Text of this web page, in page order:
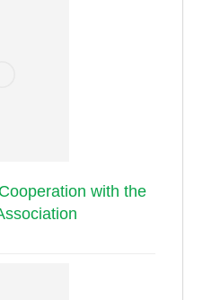
with the